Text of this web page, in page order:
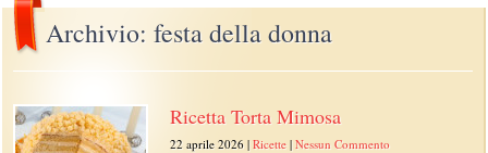
Archivio: festa della donna
Ricetta Torta Mimosa
22 aprile 2026 |Ricette |Nessun Commento